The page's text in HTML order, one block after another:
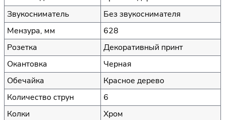
Звукосниматель
Без звукоснимателя
Мензура, мм
628
Розетка
Декоративный принт
Окантовка
Черная
Обечайка
Красное дерево
Количество струн
6
Колки
Хром